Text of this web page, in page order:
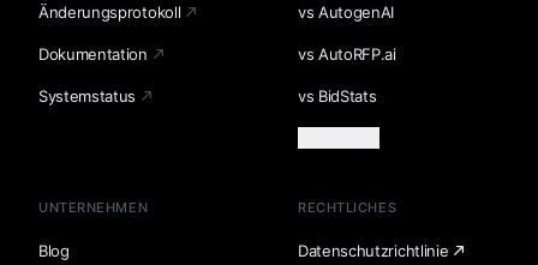
Änderungsprotokoll
Dokumentation
Systemstatus
vs AutogenAI
vs AutoRFP.ai
vs BidStats
UNTERNEHMEN
Blog
RECHTLICHES
Datenschutzrichtlinie